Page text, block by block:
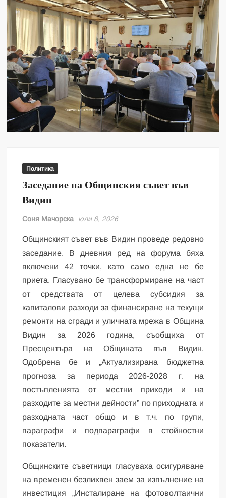
Политика
Заседание на Общинския съвет във
Видин
Соня Мачорска юли 8, 2026
Общинският съвет във Видин проведе редовно
заседание. В дневния ред на форума бяха
включени 42 точки, като само една не бе
приета. Гласувано бе трансформиране на част
от средствата от целева субсидия за
капиталови разходи за финансиране на текущи
ремонти на сгради и уличната мрежа в Община
Видин за 2026 година, съобщиха от
Пресцентъра на Общината във Видин.
Одобрена бе и „Актуализирана бюджетна
прогноза за периода 2026-2028 г. на
постъпленията от местни приходи и на
разходите за местни дейности” по приходната и
разходната част общо и в т.ч. по групи,
параграфи и подпараграфи в стойностни
показатели.
Общинските съветници гласуваха oсигуряване
на временен безлихвен заем за изпълнение на
инвестиция „Инсталиране на фотоволтаични